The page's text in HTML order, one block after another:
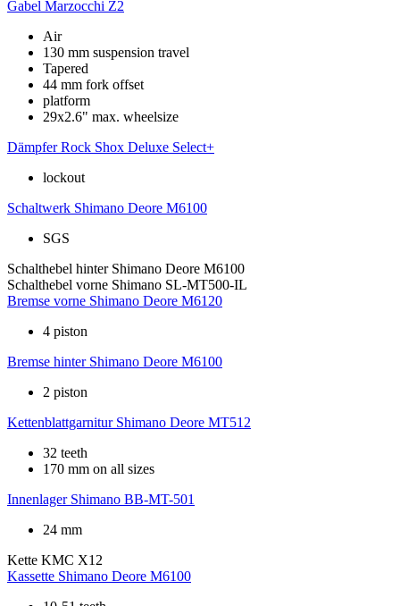
Gabel Marzocchi Z2
Air
130 mm suspension travel
Tapered
44 mm fork offset
platform
29x2.6" max. wheelsize
Dämpfer Rock Shox Deluxe Select+
lockout
Schaltwerk Shimano Deore M6100
SGS
Schalthebel hinter Shimano Deore M6100
Schalthebel vorne Shimano SL-MT500-IL
Bremse vorne Shimano Deore M6120
4 piston
Bremse hinter Shimano Deore M6100
2 piston
Kettenblattgarnitur Shimano Deore MT512
32 teeth
170 mm on all sizes
Innenlager Shimano BB-MT-501
24 mm
Kette KMC X12
Kassette Shimano Deore M6100